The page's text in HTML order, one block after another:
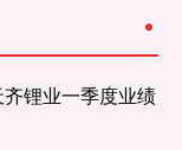
锂业一季度业绩